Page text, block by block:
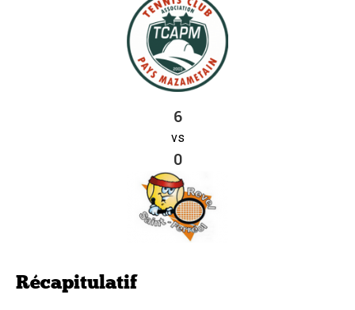
6
vs
0
Récapitulatif